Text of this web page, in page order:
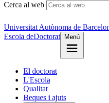
Cerca al web
Universitat Autònoma de
Escola deDoctorat Menú
El doctorat
L'Escola
Qualitat
Beques i ajuts